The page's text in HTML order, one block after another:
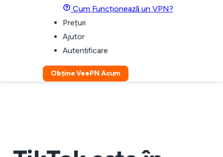
Cum Funcționează un VPN?
Prețuri
Ajutor
Autentificare
Obține VeePN Acum